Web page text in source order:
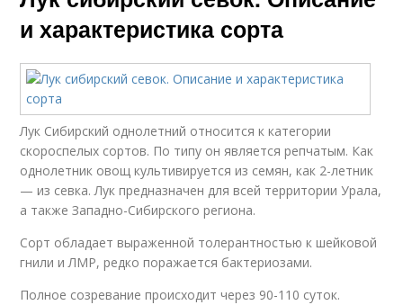
и характеристика сорта
Лук Сибирский однолетний относится к категории
скороспелых сортов. По типу он является репчатым. Как
однолетник овощ культивируется из семян, как 2-летник
— из севка. Лук предназначен для всей территории Урала,
а также Западно-Сибирского региона.
Сорт обладает выраженной толерантностью к шейковой
гнили и ЛМР, редко поражается бактериозами.
Полное созревание происходит через 90-110 суток.